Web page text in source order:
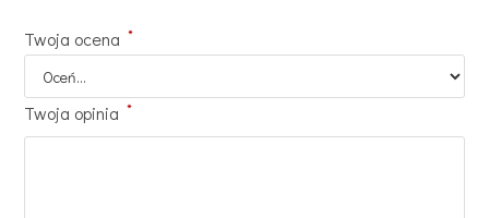
Twoja ocena *
Twoja opinia *